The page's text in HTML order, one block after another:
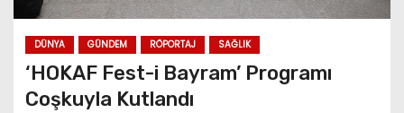
DÜNYA GÜNDEM RÖPORTAJ SAĞLIK
‘HOKAF Fest-i Bayram’ Programı
Coşkuyla Kutlandı